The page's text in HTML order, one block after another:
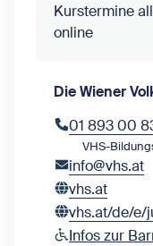
Kurstermine
online
Die Wiener
01 893 00
VHS-
info@vhs.at
vhs.at
vhs.at/de/e/
Infos zur